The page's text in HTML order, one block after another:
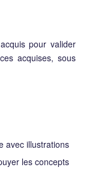
pour valider
acquises, sous
avec illustrations
les concepts